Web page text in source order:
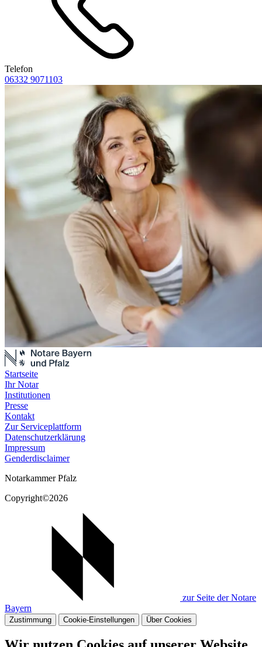
Telefon
06332 9071103
Startseite
Ihr Notar
Institutionen
Presse
Kontakt
Zur Serviceplattform
Datenschutzerklärung
Impressum
Genderdisclaimer
Notarkammer Pfalz
Copyright©2026
zur Seite der Notare
Bayern
Zustimmung Cookie-Einstellungen Über Cookies